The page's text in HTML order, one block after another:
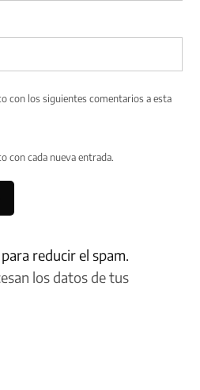
con los siguientes comentarios a esta
con cada nueva entrada.
reducir el spam.
los datos de tus